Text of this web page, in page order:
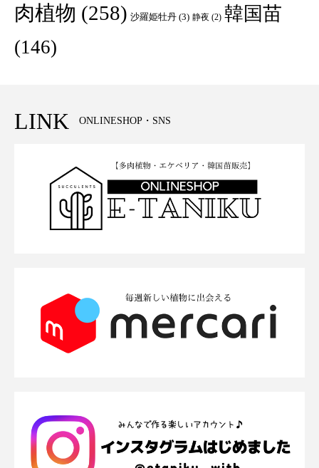
肉植物 (258) 沙羅姫牡丹 (3) 静夜 (2) 韓国苗
(146)
LINK ONLINESHOP・SNS